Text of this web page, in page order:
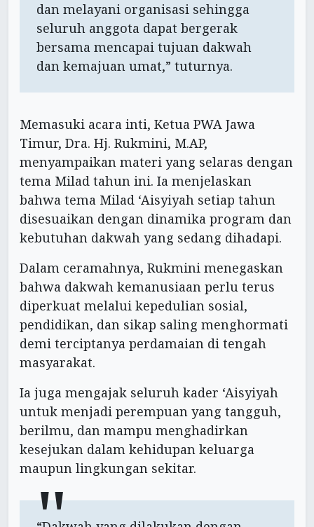
dan melayani organisasi sehingga
seluruh anggota dapat bergerak
bersama mencapai tujuan dakwah
dan kemajuan umat,” tuturnya.
Memasuki acara inti, Ketua PWA Jawa
Timur, Dra. Hj. Rukmini, M.AP,
menyampaikan materi yang selaras dengan
tema Milad tahun ini. Ia menjelaskan
bahwa tema Milad ‘Aisyiyah setiap tahun
disesuaikan dengan dinamika program dan
kebutuhan dakwah yang sedang dihadapi.
Dalam ceramahnya, Rukmini menegaskan
bahwa dakwah kemanusiaan perlu terus
diperkuat melalui kepedulian sosial,
pendidikan, dan sikap saling menghormati
demi terciptanya perdamaian di tengah
masyarakat.
Ia juga mengajak seluruh kader ‘Aisyiyah
untuk menjadi perempuan yang tangguh,
berilmu, dan mampu menghadirkan
kesejukan dalam kehidupan keluarga
maupun lingkungan sekitar.